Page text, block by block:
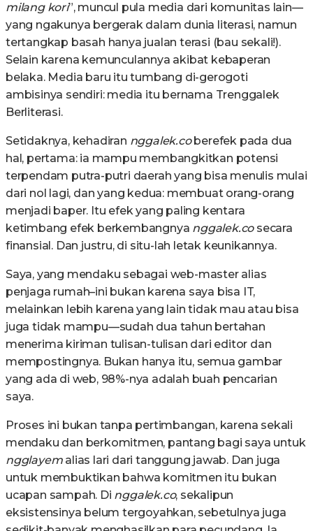
milang kori”, muncul pula media dari komunitas lain—
yang ngakunya bergerak dalam dunia literasi, namun
tertangkap basah hanya jualan terasi (bau sekali!).
Selain karena kemunculannya akibat kebaperan
belaka. Media baru itu tumbang di-gerogoti
ambisinya sendiri: media itu bernama Trenggalek
Berliterasi.
Setidaknya, kehadiran nggalek.coberefek pada dua
hal, pertama: ia mampu membangkitkan potensi
terpendam putra-putri daerah yang bisa menulis mulai
dari nol lagi, dan yang kedua: membuat orang-orang
menjadi baper. Itu efek yang paling kentara
ketimbang efek berkembangnya nggalek.cosecara
finansial. Dan justru, di situ-lah letak keunikannya.
Saya, yang mendaku sebagai web-master alias
penjaga rumah–ini bukan karena saya bisa IT,
melainkan lebih karena yang lain tidak mau atau bisa
juga tidak mampu—sudah dua tahun bertahan
menerima kiriman tulisan-tulisan dari editor dan
mempostingnya. Bukan hanya itu, semua gambar
yang ada di web, 98%-nya adalah buah pencarian
saya.
Proses ini bukan tanpa pertimbangan, karena sekali
mendaku dan berkomitmen, pantang bagi saya untuk
ngglayemalias lari dari tanggung jawab. Dan juga
untuk membuktikan bahwa komitmen itu bukan
ucapan sampah. Di nggalek.co, sekalipun
eksistensinya belum tergoyahkan, sebetulnya juga